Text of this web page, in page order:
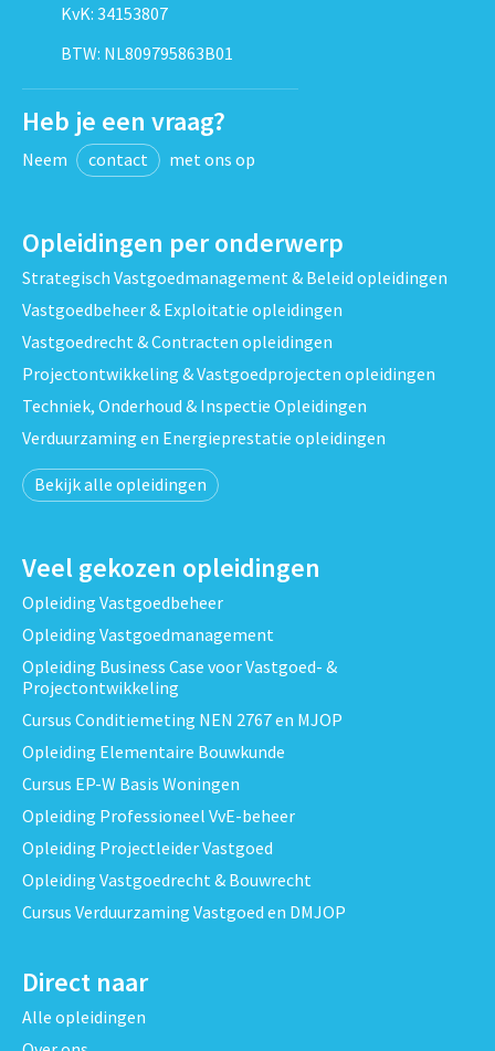
KvK: 34153807
BTW: NL809795863B01
Heb je een vraag?
Neem contact met ons op
Opleidingen per onderwerp
Strategisch Vastgoedmanagement & Beleid opleidingen
Vastgoedbeheer & Exploitatie opleidingen
Vastgoedrecht & Contracten opleidingen
Projectontwikkeling & Vastgoedprojecten opleidingen
Techniek, Onderhoud & Inspectie Opleidingen
Verduurzaming en Energieprestatie opleidingen
Bekijk alle opleidingen
Veel gekozen opleidingen
Opleiding Vastgoedbeheer
Opleiding Vastgoedmanagement
Opleiding Business Case voor Vastgoed- &
Projectontwikkeling
Cursus Conditiemeting NEN 2767 en MJOP
Opleiding Elementaire Bouwkunde
Cursus EP-W Basis Woningen
Opleiding Professioneel VvE-beheer
Opleiding Projectleider Vastgoed
Opleiding Vastgoedrecht & Bouwrecht
Cursus Verduurzaming Vastgoed en DMJOP
Direct naar
Alle opleidingen